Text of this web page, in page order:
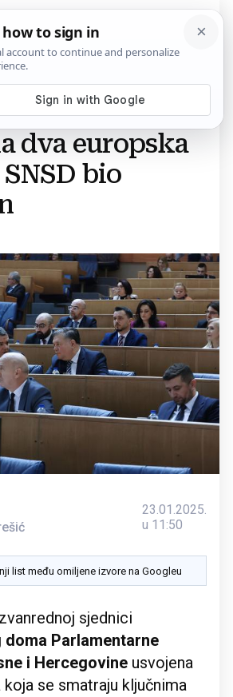
DOMA
dva europska
bio
23.01.2025.
u 11:50
list među omiljene izvore na Googleu
sjednici
Parlamentarne
i Hercegovine usvojena
koja se smatraju ključnima